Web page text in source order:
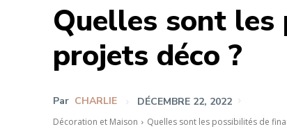
Quelles sont
projets déco ?
Par CHARLIE DÉCEMBRE 22, 2022
Décoration et Maison Quelles sont les possibilités de